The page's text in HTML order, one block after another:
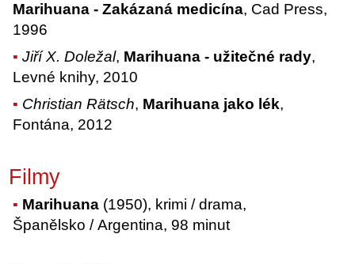
Marihuana - Zakázaná medicína, Cad Press,
1996
Jiří X. Doležal, Marihuana - užitečné rady,
Levné knihy, 2010
Christian Rätsch, Marihuana jako lék,
Fontána, 2012
Filmy
Marihuana (1950), krimi / drama,
Španělsko / Argentina, 98 minut